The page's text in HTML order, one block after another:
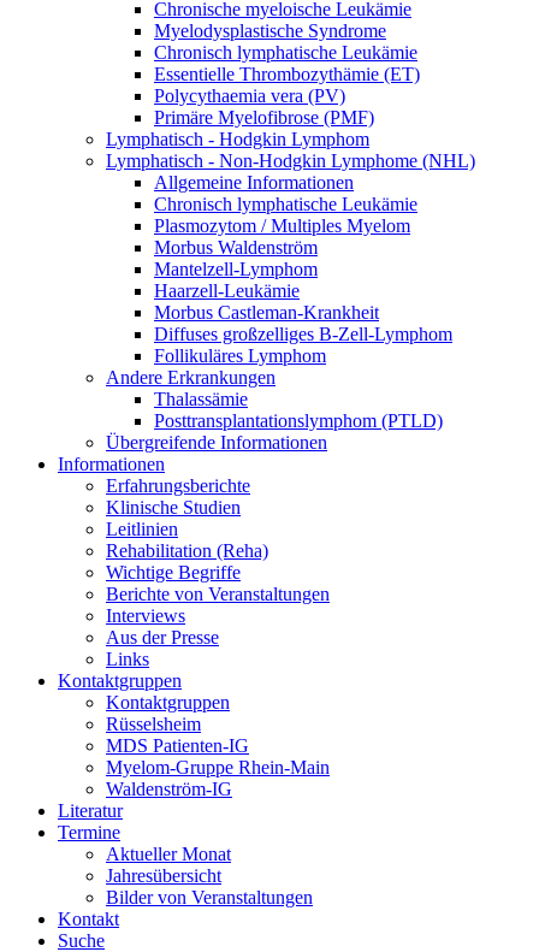
Chronische myeloische Leukämie
Myelodysplastische Syndrome
Chronisch lymphatische Leukämie
Essentielle Thrombozythämie (ET)
Polycythaemia vera (PV)
Primäre Myelofibrose (PMF)
Lymphatisch - Hodgkin Lymphom
Lymphatisch - Non-Hodgkin Lymphome (NHL)
Allgemeine Informationen
Chronisch lymphatische Leukämie
Plasmozytom / Multiples Myelom
Morbus Waldenström
Mantelzell-Lymphom
Haarzell-Leukämie
Morbus Castleman-Krankheit
Diffuses großzelliges B-Zell-Lymphom
Follikuläres Lymphom
Andere Erkrankungen
Thalassämie
Posttransplantationslymphom (PTLD)
Übergreifende Informationen
Informationen
Erfahrungsberichte
Klinische Studien
Leitlinien
Rehabilitation (Reha)
Wichtige Begriffe
Berichte von Veranstaltungen
Interviews
Aus der Presse
Links
Kontaktgruppen
Kontaktgruppen
Rüsselsheim
MDS Patienten-IG
Myelom-Gruppe Rhein-Main
Waldenström-IG
Literatur
Termine
Aktueller Monat
Jahresübersicht
Bilder von Veranstaltungen
Kontakt
Suche